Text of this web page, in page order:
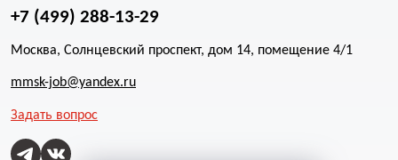
+7 (499) 288-13-29
Москва, Солнцевский проспект, дом 14, помещение 4/1
mmsk-job@yandex.ru
Задать вопрос